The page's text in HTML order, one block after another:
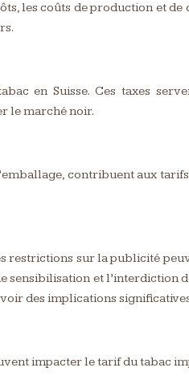
les coûts de production et
en Suisse. Ces taxes
le marché noir.
contribuent aux
restrictions sur la publicité
sensibilisation et
des implications
impacter le tarif du tabac